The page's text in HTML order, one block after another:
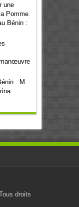
une
Pomme
Bénin :
: M.
droits